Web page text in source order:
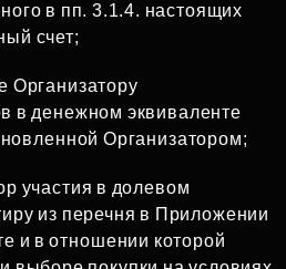
в пп. 3.1.4. настоящих
счет;
Организатору
в денежном эквиваленте
Организатором;
участия в долевом
из перечня в Приложении
и в отношении которой